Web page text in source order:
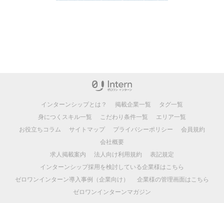
インターンシップとは？ 掲載企業一覧
タグ一覧
身につくスキル一覧
こだわり条件一覧
エリア一覧
お役立ちコラム
サイトマップ プライバシーポリシー
会員規約
会社概要
求人掲載案内
法人向け利用規約
表記規定
インターンシップ採用を検討している企業様はこちら
ゼロワンインターン導入事例（企業向け）
企業様の管理画面はこちら
ゼロワンインターンマガジン